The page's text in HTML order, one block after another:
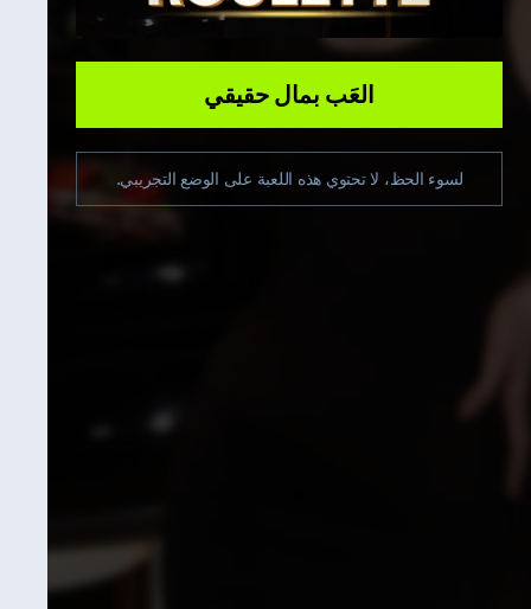
العَب بمال حقيقي
لسوء الحظ، لا تحتوي هذه اللعبة على الوضع التجريبي.